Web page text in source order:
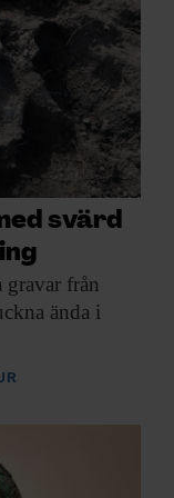
gener
allt de
i en
svärd
gravar från
ända i